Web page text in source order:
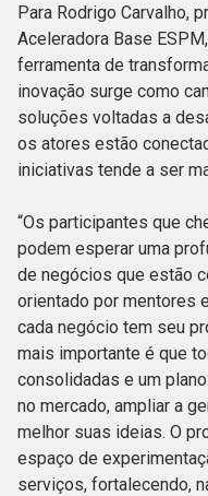
Para Rodrigo Carvalho,
Aceleradora Base
ferramenta de
inovação surge como
soluções voltadas a
os atores estão
iniciativas tende a ser
“Os participantes que
podem esperar uma
de negócios que estão
orientado por mentores
cada negócio tem seu
mais importante é que
consolidadas e um
no mercado, ampliar a
melhor suas ideias. O
espaço de
serviços, fortalecendo,